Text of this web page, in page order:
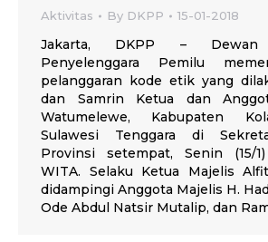
Aktivitas By DKPP 15-01-2018
Jakarta, DKPP – Dewan
Penyelenggara Pemilu
pelanggaran kode etik yang
dan Samrin Ketua dan
Watumelewe, Kabupaten
Sulawesi Tenggara di
Provinsi setempat, Senin (15/
WITA. Selaku Ketua Majelis
didampingi Anggota Majelis H.
Ode Abdul Natsir Mutalip, dan